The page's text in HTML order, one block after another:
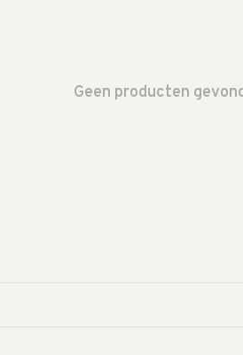
Geen producten